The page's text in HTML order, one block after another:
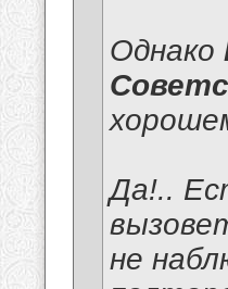
Однако
Да!..
не